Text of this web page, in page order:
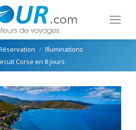
Illuminations
Corse en 8 jours